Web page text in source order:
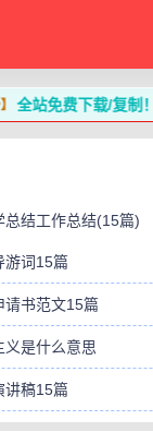
全站免费下载/复制！
总结工作总结(15篇)
游词15篇
请书范文15篇
义是什么意思
讲稿15篇